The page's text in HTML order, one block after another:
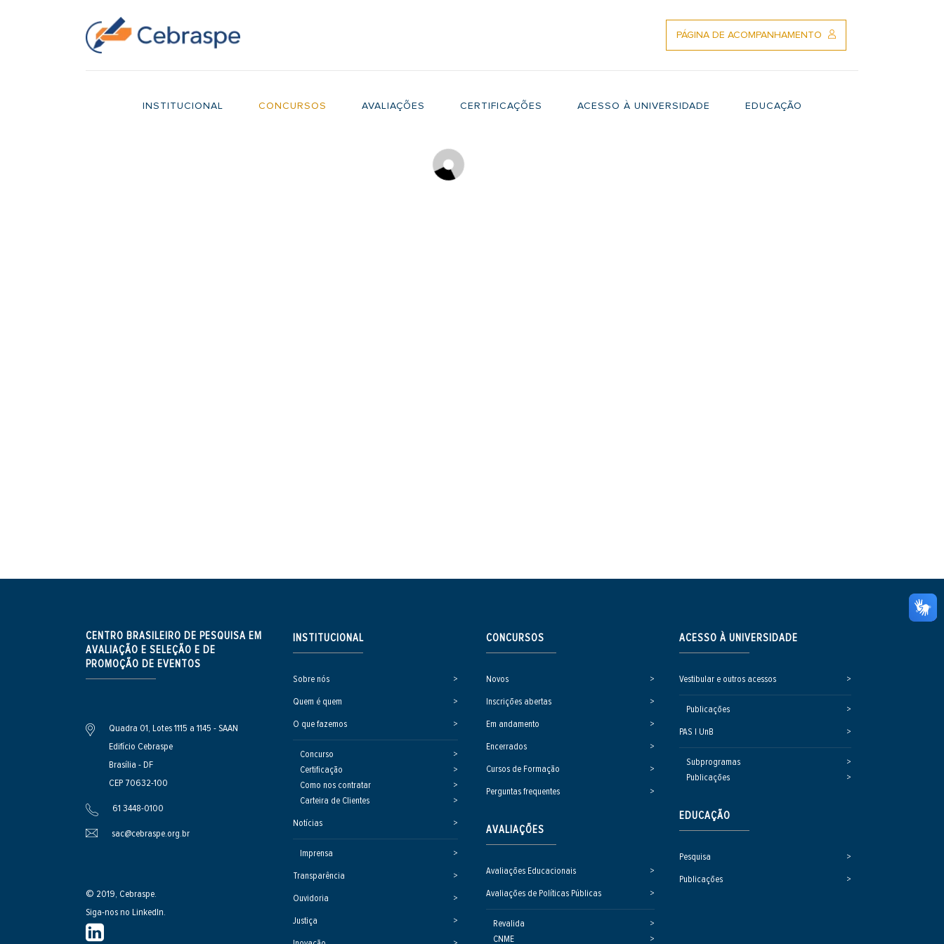
PÁGINA DE ACOMPANHAMENTO
INSTITUCIONAL CONCURSOS AVALIAÇÕES CERTIFICAÇÕES ACESSO À UNIVERSIDADE EDUCAÇÃO
CENTRO BRASILEIRO DE PESQUISA EM
AVALIAÇÃO E SELEÇÃO E DE
PROMOÇÃO DE EVENTOS
Quadra 01, Lotes 1115 a 1145 - SAAN
Edifício Cebraspe
Brasília - DF
CEP 70632-100
61 3448-0100
sac@cebraspe.org.br
© 2019, Cebraspe.
Siga-nos no LinkedIn.
INSTITUCIONAL
Sobre nós
Quem é quem
O que fazemos
Concurso
Certificação
Como nos contratar
Carteira de Clientes
Notícias
Imprensa
Transparência
Ouvidoria
Justiça
CONCURSOS
Novos
Inscrições abertas
Em andamento
Encerrados
Cursos de Formação
Perguntas frequentes
AVALIAÇÕES
Avaliações Educacionais
Avaliações de Políticas Públicas
Revalida
CNME
ACESSO À UNIVERSIDADE
Vestibular e outros acessos
Publicações
PAS | UnB
Subprogramas
Publicações
EDUCAÇÃO
Pesquisa
Publicações